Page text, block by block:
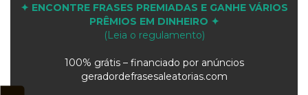
✦ ENCONTRE FRASES PREMIADAS E GANHE VÁRIOS
PRÊMIOS EM DINHEIRO ✦
(Leia o regulamento)
100% grátis – financiado por anúncios
geradordefrasesaleatorias.com